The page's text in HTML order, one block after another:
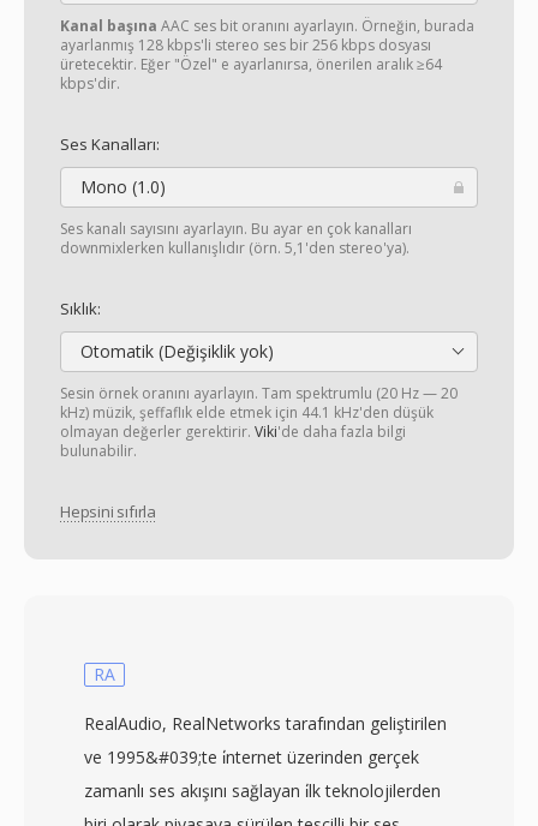
Kanal başına AAC ses bit oranını ayarlayın. Örneğin, burada
ayarlanmış 128 kbps'li stereo ses bir 256 kbps dosyası
üretecektir. Eğer "Özel" e ayarlanırsa, önerilen aralık ≥64
kbps'dir.
Ses Kanalları:
Mono (1.0)
Ses kanalı sayısını ayarlayın. Bu ayar en çok kanalları
downmixlerken kullanışlıdır (örn. 5,1'den stereo'ya).
Sıklık:
Otomatik (Değişiklik yok)
Sesin örnek oranını ayarlayın. Tam spektrumlu (20 Hz — 20
kHz) müzik, şeffaflık elde etmek için 44.1 kHz'den düşük
olmayan değerler gerektirir. Viki'de daha fazla bilgi
bulunabilir.
Hepsini sıfırla
RA
RealAudio, RealNetworks tarafından geliştirilen
ve 1995&#039;te i̇nternet üzerinden gerçek
zamanlı ses akışını sağlayan i̇lk teknolojilerden